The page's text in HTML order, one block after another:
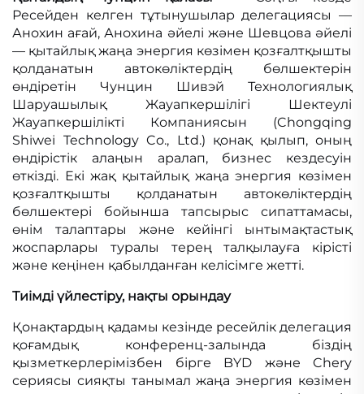
Ресейден келген тұтынушылар делегациясы —
Анохин ағай, Анохина әйелі және Шевцова әйелі
— қытайлық жаңа энергия көзімен қозғалтқышты
қолданатын автокөліктердің бөлшектерін
өндіретін Чунцин Шивэй Технологиялық
Шаруашылық Жауапкершілігі Шектеулі
Жауапкершілікті Компаниясын (Chongqing
Shiwei Technology Co., Ltd.) қонақ қылып, оның
өндірістік алаңын аралап, бизнес кездесуін
өткізді. Екі жақ қытайлық жаңа энергия көзімен
қозғалтқышты қолданатын автокөліктердің
бөлшектері бойынша тапсырыс сипаттамасы,
өнім талаптары және кейінгі ынтымақтастық
жоспарлары туралы терең талқылауға кірісті
және кеңінен қабылданған келісімге жетті.
Тиімді үйлестіру, нақты орындау
Қонақтардың қадамы кезінде ресейлік делегация
қоғамдық конференц-залында біздің
қызметкерлерімізбен бірге BYD және Chery
сериясы сияқты танымал жаңа энергия көзімен